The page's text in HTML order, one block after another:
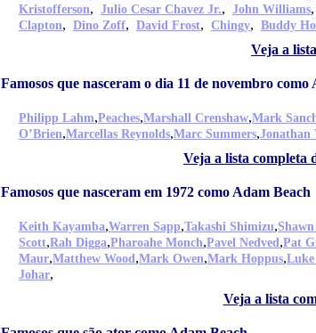
Kristofferson, Julio Cesar Chavez Jr., John Williams,
Clapton, Dino Zoff, David Frost, Chingy, Buddy
Veja a
Famosos que nasceram o dia 11 de novembro como
Philipp Lahm,Peaches,Marshall Crenshaw,Mark
O’Brien,Marcellas Reynolds,Marc Summers,Jonathan
Veja a lista completa
Famosos que nasceram em 1972 como Adam Beach
Keith Kayamba,Warren Sapp,Takashi Shimizu,
Scott,Rah Digga,Pharoahe Monch,Pavel Nedved,Pat
Maur,Matthew Wood,Mark Owen,Mark Hoppus,
Johar,
Veja a lista